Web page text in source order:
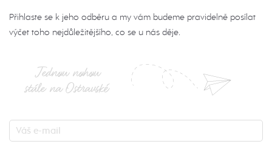
Přihlaste se k jeho odběru a my vám budeme pravidelně posílat
výčet toho nejdůležitějšího, co se u nás děje.
Jednou nohou
stále na Ostravské